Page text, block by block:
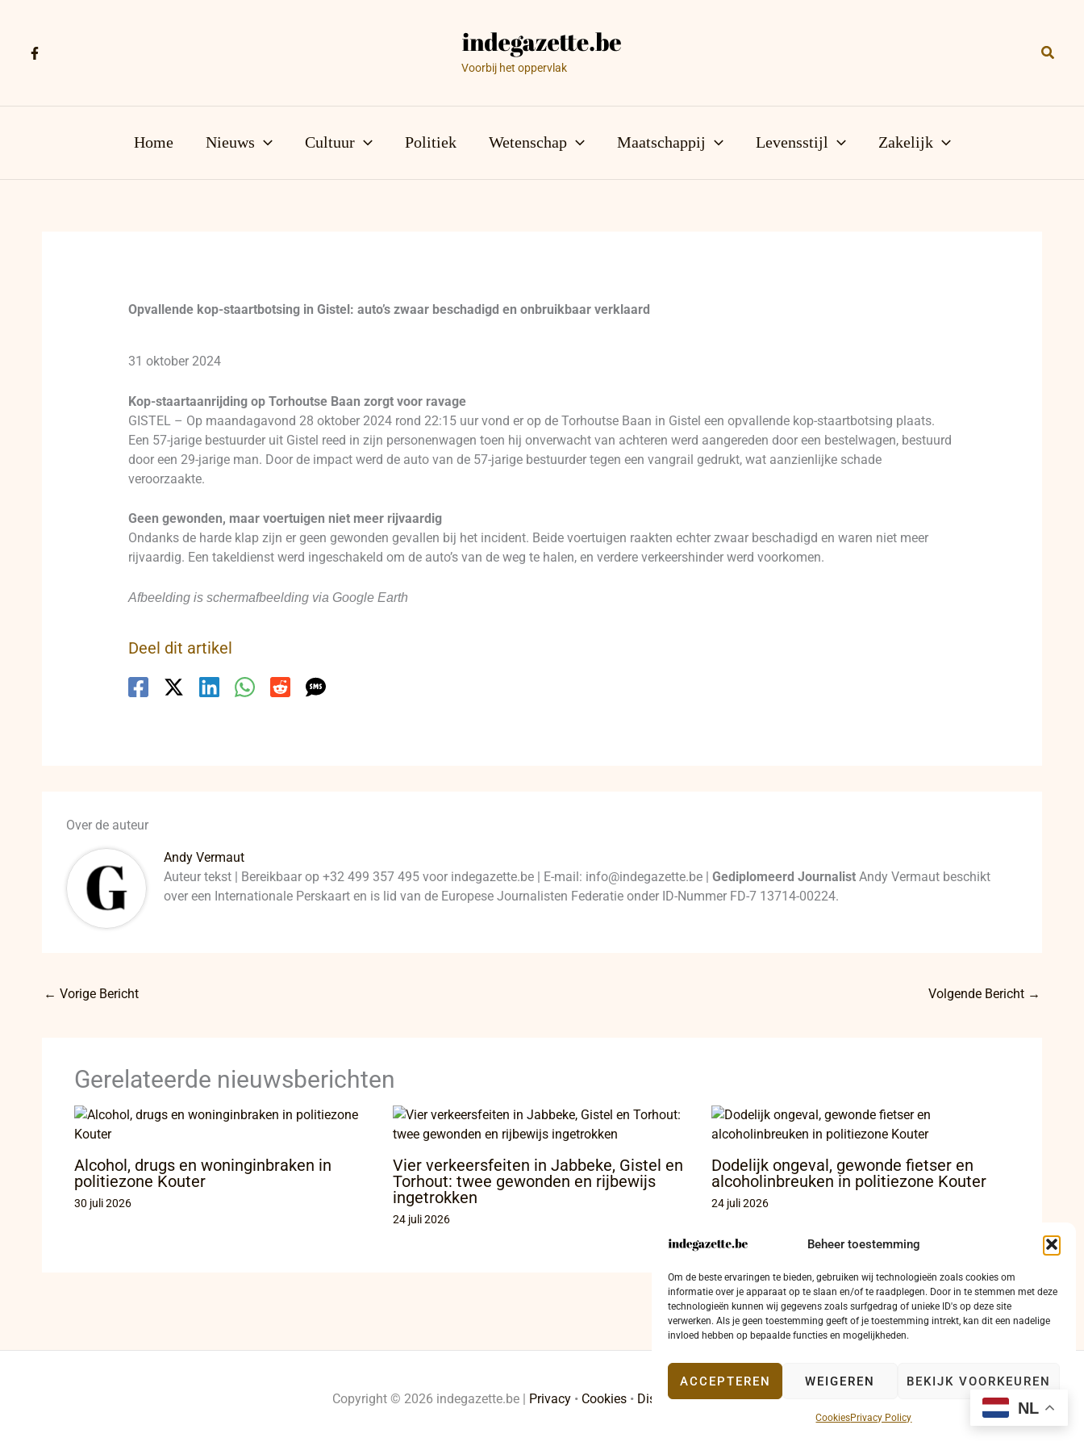
Beheer toestemming
Om de beste ervaringen te bieden, gebruiken wij technologieën zoals cookies om
informatie over je apparaat op te slaan en/of te raadplegen. Door in te stemmen met deze
technologieën kunnen wij gegevens zoals surfgedrag of unieke ID's op deze site
verwerken. Als je geen toestemming geeft of je toestemming intrekt, kan dit een nadelige
invloed hebben op bepaalde functies en mogelijkheden.
ACCEPTEREN WEIGEREN BEKIJK VOORKEUREN
CookiesPrivacy Policy
Voorbij het oppervlak
Home Nieuws Cultuur Politiek Wetenschap Maatschappij Levensstijl Zakelijk
Opvallende kop-staartbotsing in Gistel: auto’s zwaar beschadigd en onbruikbaar verklaard
31 oktober 2024
Kop-staartaanrijding op Torhoutse Baan zorgt voor ravage
GISTEL – Op maandagavond 28 oktober 2024 rond 22:15 uur vond er op de Torhoutse Baan in Gistel een opvallende kop-staartbotsing plaats.
Een 57-jarige bestuurder uit Gistel reed in zijn personenwagen toen hij onverwacht van achteren werd aangereden door een bestelwagen, bestuurd
door een 29-jarige man. Door de impact werd de auto van de 57-jarige bestuurder tegen een vangrail gedrukt, wat aanzienlijke schade
veroorzaakte.
Geen gewonden, maar voertuigen niet meer rijvaardig
Ondanks de harde klap zijn er geen gewonden gevallen bij het incident. Beide voertuigen raakten echter zwaar beschadigd en waren niet meer
rijvaardig. Een takeldienst werd ingeschakeld om de auto’s van de weg te halen, en verdere verkeershinder werd voorkomen.
Afbeelding is schermafbeelding via Google Earth
Deel dit artikel
Over de auteur
Andy Vermaut
Auteur tekst | Bereikbaar op +32 499 357 495 voor indegazette.be | E-mail: info@indegazette.be |Gediplomeerd Journalist Andy Vermaut beschikt
over een Internationale Perskaart en is lid van de Europese Journalisten Federatie onder ID-Nummer FD-7 13714-00224.
← Vorige Bericht Volgende Bericht →
Gerelateerde nieuwsberichten
Alcohol, drugs en woninginbraken in
politiezone Kouter
30 juli 2026
Vier verkeersfeiten in Jabbeke, Gistel en
Torhout: twee gewonden en rijbewijs
ingetrokken
24 juli 2026
Dodelijk ongeval, gewonde fietser en
alcoholinbreuken in politiezone Kouter
24 juli 2026
Copyright © 2026 indegazette.be | Privacy• Cookies• Disclaimer•Contact
NL